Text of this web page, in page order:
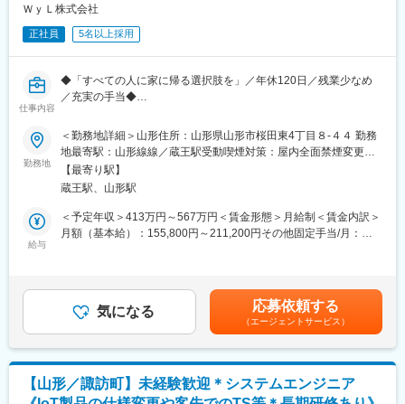
【疾患別アドバンス講座】等、薬局薬剤師・かかりつけ薬剤師に
必要な知識を習得することができます。
※一部、新たに配置薬を置いていただくお客様への訪問がありま
す。
└配置薬は無料でおけるので、お客様も抵抗なく置いてくれる製
品です。
■キャリアパス／評価体制
（1）キャリアパス
可能です。
・昇給1回／最短3年で営業所所長になった実績あり
・年功序列ではなく、実績と姿勢を見て判断
努力やプロセスもしっかり評価される制度があります。
（2）半期ごとの評価で、頑張りが収入に反映
・評価は半年ごとに実施
■研修制度：
・入社直後～2週間 ： OJT形式で、薬の種類や成分など基礎知識
を身につけます。
・入社2週間～1カ月 ： 先輩社員に同行し、仕事の流れを学びま
す。「会話のコツ」や「商品のご案内方法」といった実践的なス
キルを習得します。
ＷｙＬ株式会社
正社員 5名以上採用
仕事内容
◆「すべての人に家に帰る選択肢を」／年休120日／残業少なめ
／充実の手当◆
■業務内容：
自宅で生活されるご利用者様への訪問看護をお任せいたします。
・訪問件数の目安：4～5件/日、90件/月（定期の申し送り：な
し）
・訪問時の記録、各種書類の作成：電子カルテ使用
└DX化にも積極的に取り組んでおり、カルテを展開してそのまま
訪問看護計画書に落とし込めるようにしています。
・社内カンファレンス：週1回、お昼に1時間
＊疾患や症例の傾向：小児から難病、精神科、慢性期、終末期ま
ジェネラリストとしてだけでなく、スペシャリスト・マネジメン
トなどキャリアの選択肢は様々であり、所長候補も探しておりま
勤務地
＜勤務地詳細＞山形住所：山形県山形市桜田東4丁目８-４４ 勤務
地最寄駅：山形線線／蔵王駅受動喫煙対策：屋内全面禁煙変更の
範囲：会社の定める事業所
【最寄り駅】
蔵王駅、山形駅
給与
＜予定年収＞413万円～567万円＜賃金形態＞月給制＜賃金内訳＞
月額（基本給）：155,800円～211,200円その他固定手当/月：
給有無＞有＜残業手当＞有＜給与補足＞・看護師手当：40,000
円・賞与 年2回 ※業績による・昇給 年1回 ※業績による※給与は経
験等考慮の上、社内規定に則って確定します。賃金はあくまでも
目安の金額であり、選考を通じて上下する可能性があります。月
給(月額)は固定手当を含めた表記です。
気になる 応募依頼する
（エージェントサービス）
【山形／諏訪町】未経験歓迎＊システムエンジニア